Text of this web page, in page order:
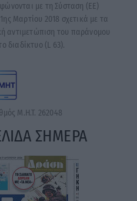
με τη Σύσταση (ΕΕ)
Μαρτίου 2018 σχετικά με τα
αντιμετώπιση του παράνομου
διαδίκτυο (L 63).
Μ.Η.Τ. 262048
ΣΗΜΕΡΑ